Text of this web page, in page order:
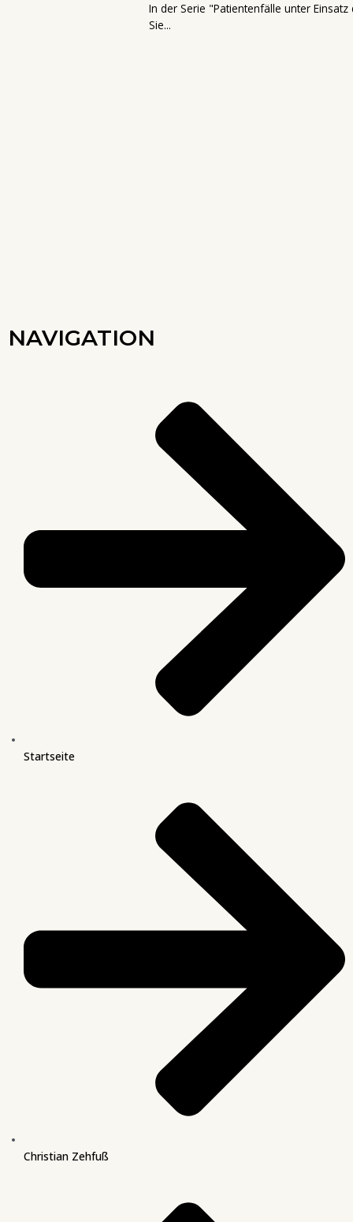
In der Serie "Patientenfälle unter
Sie...
NAVIGATION
Startseite
Christian Zehfuß